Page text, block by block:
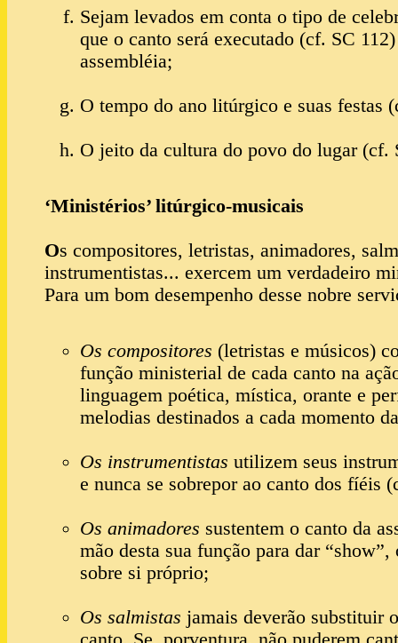
Sejam levados em conta o tipo de
que o canto será executado (cf. SC
assembléia;
O tempo do ano litúrgico e suas festas
O jeito da cultura do povo do lugar (cf.
‘Ministérios’ litúrgico-musicais
Os compositores, letristas, animadores,
instrumentistas... exercem um verdadeiro
Para um bom desempenho desse nobre
Os compositores (letristas e músicos)
função ministerial de cada canto na
linguagem poética, mística, orante e
melodias destinados a cada momento
Os instrumentistas utilizem seus
e nunca se sobrepor ao canto dos fíéis
Os animadores sustentem o canto da
mão desta sua função para dar
sobre si próprio;
Os salmistas jamais deverão substituir